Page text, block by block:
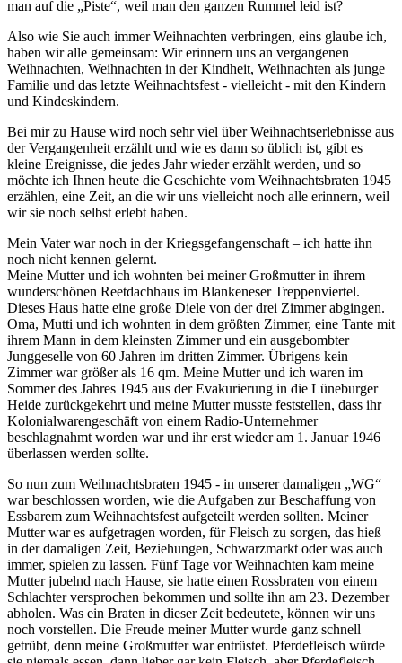
man auf die
Piste , weil man den ganzen Rummel leid ist?
Also wie Sie auch immer Weihnachten verbringen, eins glaube ich,
haben wir alle gemeinsam: Wir erinnern uns an vergangenen
Weihnachten, Weihnachten in der Kindheit, Weihnachten als junge
Familie und das letzte Weihnachtsfest - vielleicht - mit den Kindern
und Kindeskindern.
Bei mir zu Hause wird noch sehr viel über Weihnachtserlebnisse aus
der Vergangenheit erzählt und wie es dann so üblich ist, gibt es
kleine Ereignisse, die jedes Jahr wieder erzählt werden, und so
möchte ich Ihnen heute die Geschichte vom Weihnachtsbraten 1945
erzählen, eine Zeit, an die wir uns vielleicht noch alle erinnern, weil
wir sie noch selbst erlebt haben.
Mein Vater war noch in der Kriegsgefangenschaft – ich hatte ihn
noch nicht kennen gelernt.
Meine Mutter und ich wohnten bei meiner Großmutter in ihrem
wunderschönen Reetdachhaus im Blankeneser Treppenviertel.
Dieses Haus hatte eine große Diele von der drei Zimmer abgingen.
Oma, Mutti und ich wohnten in dem größten Zimmer, eine Tante mit
ihrem Mann in dem kleinsten Zimmer und ein ausgebombter
Junggeselle von 60 Jahren im dritten Zimmer. Übrigens kein
Zimmer war größer als 16 qm. Meine Mutter und ich waren im
Sommer des Jahres 1945 aus der Evakurierung in die Lüneburger
Heide zurückgekehrt und meine Mutter musste feststellen, dass ihr
Kolonialwarengeschäft von einem Radio-Unternehmer
beschlagnahmt worden war und ihr erst wieder am 1. Januar 1946
überlassen werden sollte.
So nun zum Weihnachtsbraten 1945 - in unserer damaligen
WG
war beschlossen worden, wie die Aufgaben zur Beschaffung von
Essbarem zum Weihnachtsfest aufgeteilt werden sollten. Meiner
Mutter war es aufgetragen worden, für Fleisch zu sorgen, das hieß
in der damaligen Zeit, Beziehungen, Schwarzmarkt oder was auch
immer, spielen zu lassen. Fünf Tage vor Weihnachten kam meine
Mutter jubelnd nach Hause, sie hatte einen Rossbraten von einem
Schlachter versprochen bekommen und sollte ihn am 23. Dezember
abholen. Was ein Braten in dieser Zeit bedeutete, können wir uns
noch vorstellen. Die Freude meiner Mutter wurde ganz schnell
getrübt, denn meine Großmutter war entrüstet. Pferdefleisch würde